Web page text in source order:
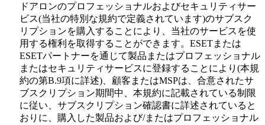
ドアロンのプロフェッショナルおよびセキュリティサー
ビス(当社の特別な規約で定義されています)のサブスク
リプションを購入することにより、当社のサービスを使
用する権利を取得することができます。ESETまたは
ESETパートナーを通じて製品またはプロフェッショナル
またはセキュリティサービスに登録することにより(本規
約の第B.9項に詳述)、顧客またはMSPは、合意されたサ
ブスクリプション期間中、本規約に記載されている制限
に従い、サブスクリプション確認書に詳述されていると
おりに、購入した製品および/またはプロフェッショナル